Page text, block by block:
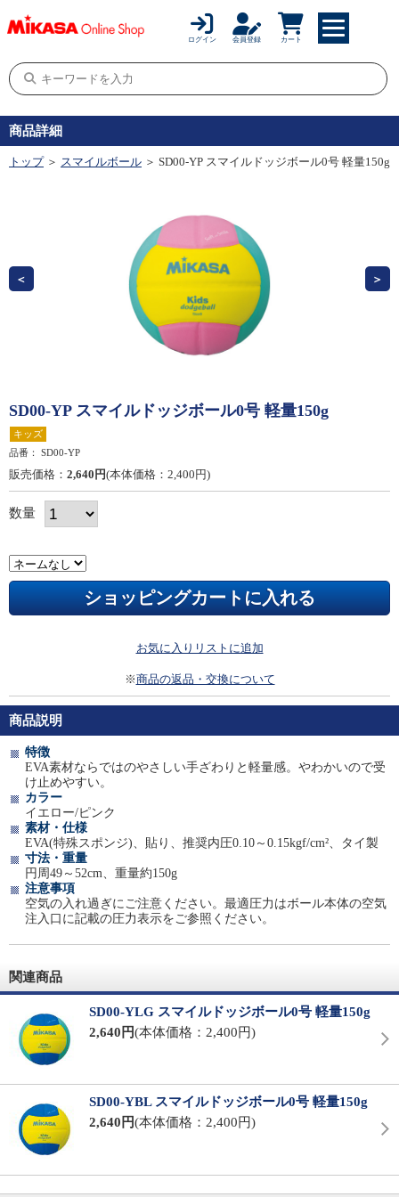
ログイン 会員登録 カート
商品詳細
トップ ＞ スマイルボール ＞ SD00-YP スマイルドッジボール0号 軽量150g
SD00-YP スマイルドッジボール0号 軽量150g
キッズ
品番：
SD00-YP
販売価格： 2,640円(本体価格：2,400円)
数量
お気に入りリストに追加
※商品の返品・交換について
商品説明
特徴
EVA素材ならではのやさしい手ざわりと軽量感。やわかいので受
け止めやすい。
カラー
イエロー/ピンク
素材・仕様
EVA(特殊スポンジ)、貼り、推奨内圧0.10～0.15kgf/cm²、タイ製
寸法・重量
円周49～52cm、重量約150g
注意事項
空気の入れ過ぎにご注意ください。最適圧力はボール本体の空気
注入口に記載の圧力表示をご参照ください。
関連商品
SD00-YLG スマイルドッジボール0号 軽量150g
2,640円(本体価格：2,400円)
SD00-YBL スマイルドッジボール0号 軽量150g
2,640円(本体価格：2,400円)